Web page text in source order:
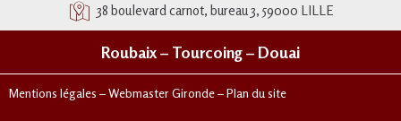
38 boulevard carnot, bureau 3, 59000 LILLE
Roubaix– Tourcoing–Douai
Mentions légales –Webmaster Gironde–Plan du site